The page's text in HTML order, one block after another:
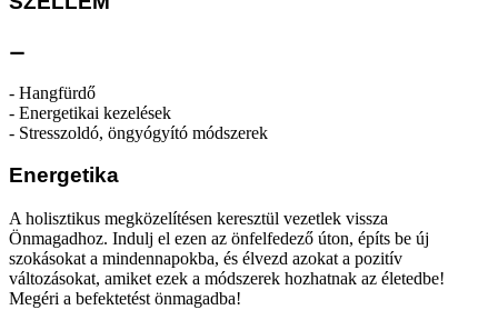
⚊
- Hangfürdő
- Energetikai kezelések
- Stresszoldó, öngyógyító módszerek
Energetika
A holisztikus megközelítésen keresztül vezetlek vissza
Önmagadhoz. Indulj el ezen az önfelfedező úton, építs be új
szokásokat a mindennapokba, és élvezd azokat a pozitív
változásokat, amiket ezek a módszerek hozhatnak az életedbe!
Megéri a befektetést önmagadba!